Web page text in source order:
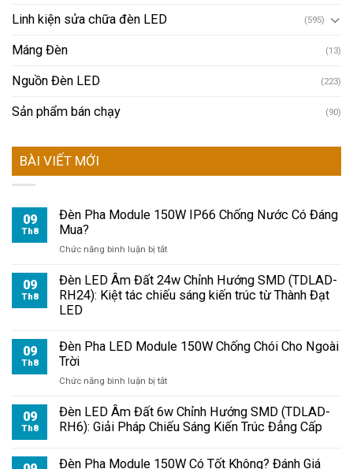
Linh kiện sửa chữa đèn LED (595)
Máng Đèn (13)
Nguồn Đèn LED (223)
Sản phẩm bán chạy (90)
BÀI VIẾT MỚI
09
Th8
Đèn Pha Module 150W IP66 Chống Nước Có Đáng
Mua?
Chức năng bình luận bị tắtở
Pha
Module
Nước
09
Th8
Đèn LED Âm Đất 24w Chỉnh Hướng SMD (TDLAD-
RH24): Kiệt tác chiếu sáng kiến trúc từ Thành Đạt
LED
09
Th8
Đèn Pha LED Module 150W Chống Chói Cho Ngoài
Trời
Chức năng bình luận bị tắtở
Pha
LED
Chống
09
Th8
Đèn LED Âm Đất 6w Chỉnh Hướng SMD (TDLAD-
RH6): Giải Pháp Chiếu Sáng Kiến Trúc Đẳng Cấp
Đèn Pha Module 150W Có Tốt Không? Đánh Giá